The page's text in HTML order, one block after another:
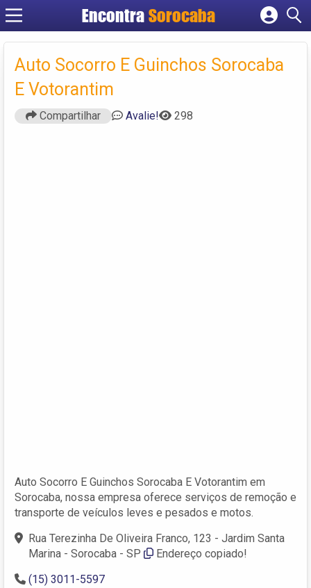
EncontraSorocaba
Cadastrar empresa
Criar conta
Auto Socorro E Guinchos Sorocaba
E Votorantim
Compartilhar Avalie! 298
Auto Socorro E Guinchos Sorocaba E Votorantim em
Sorocaba, nossa empresa oferece serviços de remoção e
transporte de veículos leves e pesados e motos.
Rua Terezinha De Oliveira Franco, 123 - Jardim Santa
Marina - Sorocaba - SP
Endereço copiado!
(15) 3011-5597